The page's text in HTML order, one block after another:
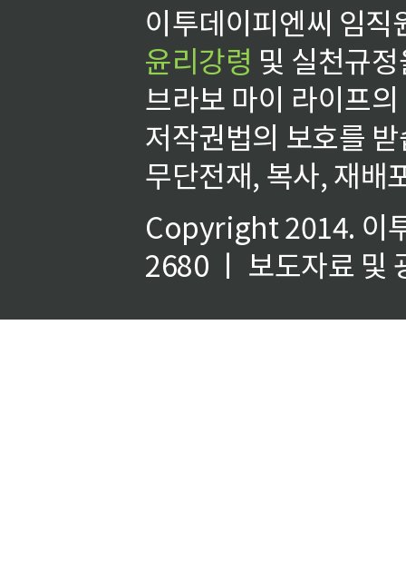
이투데이피엔씨 임
윤리강령 및 실천규
브라보 마이 라이프
저작권법의 보호를
무단전재, 복사, 재배
Copyright 2014. 이
2680 ㅣ 보도자료